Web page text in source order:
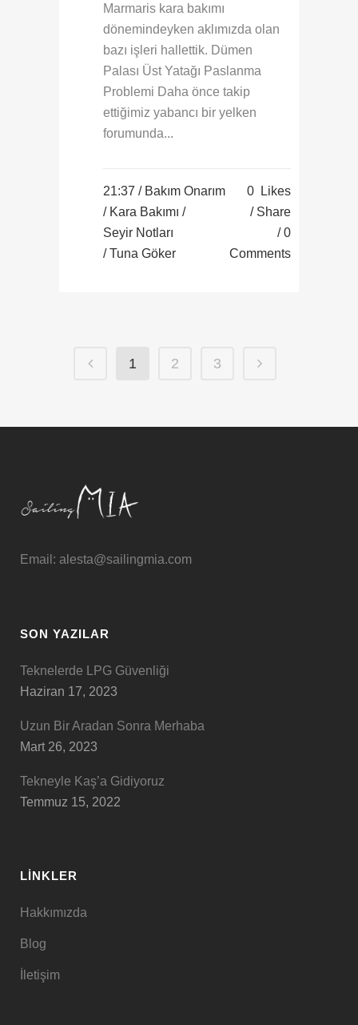
Marmaris kara bakımı
dönemindeyken aklımızda olan
bazı işleri hallettik. Dümen
Palası Üst Yatağı Paslanma
Problemi Daha önce takip
ettiğimiz yabancı bir yelken
forumunda...
21:37 / Bakım Onarım
/ Kara Bakımı /
Seyir Notları
/ Tuna Göker
0
Likes
Share
0
Comments
1 2 3
Email: alesta@sailingmia.com
SON YAZILAR
Teknelerde LPG Güvenliği
Haziran 17, 2023
Uzun Bir Aradan Sonra Merhaba
Mart 26, 2023
Tekneyle Kaş’a Gidiyoruz
Temmuz 15, 2022
LINKLER
Hakkımızda
Blog
İletişim